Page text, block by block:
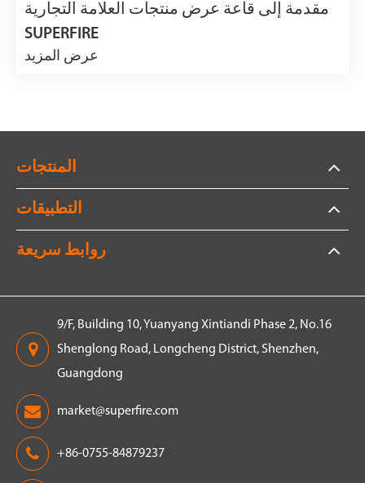
مقدمة إلى قاعة عرض منتجات العلامة التجارية
SUPERFIRE
عرض المزيد
المنتجات
التطبيقات
روابط سريعة
9/F, Building 10, Yuanyang Xintiandi Phase 2, No.16
Shenglong Road, Longcheng District, Shenzhen,
Guangdong
market@superfire.com
+86-0755-84879237